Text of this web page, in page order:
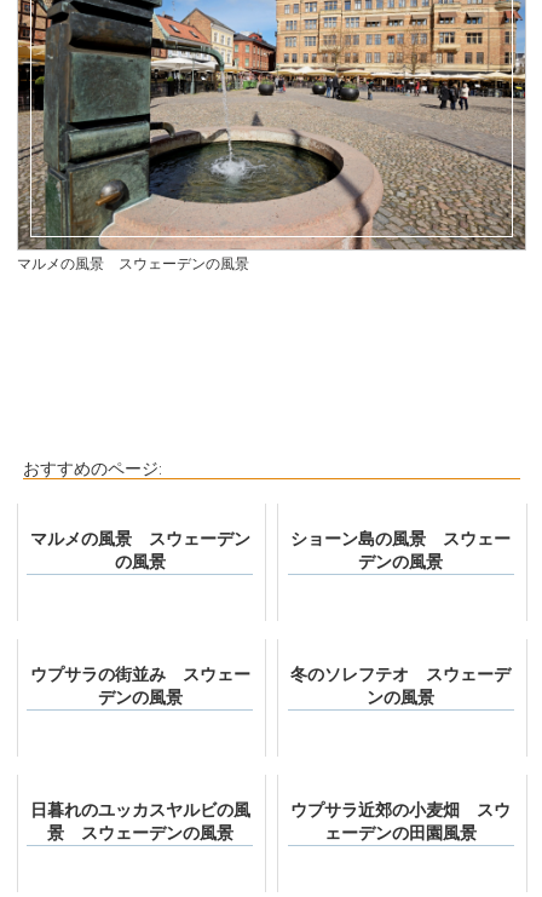
マルメの風景 スウェーデンの風景
おすすめのページ:
マルメの風景 スウェーデン
の風景
ショーン島の風景 スウェー
デンの風景
ウプサラの街並み スウェー
デンの風景
冬のソレフテオ スウェーデ
ンの風景
日暮れのユッカスヤルビの風
景 スウェーデンの風景
ウプサラ近郊の小麦畑 スウ
ェーデンの田園風景